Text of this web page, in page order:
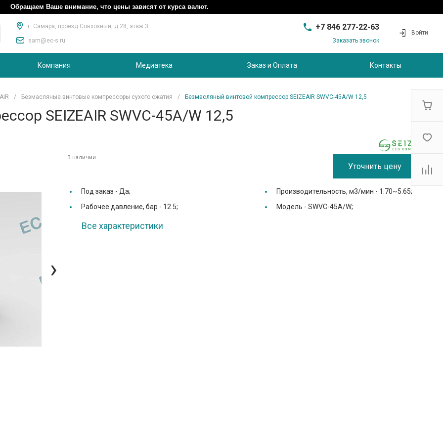
Обращаем Ваше внимание, что цены зависят от курса валют.
г. Самара, проезд Совхозный, д.28, этаж 3
sam@ec-s.ru
+7 846 277-22-63
+7 846 277-22-63
Совхозный, д.28, этаж 3
Заказать звонок
Войти
Компания Медиатека Заказ и Оплата Контакты
/ Безмасляные винтовые компрессоры сухого сжатия / Безмасляный винтовой компрессор SEIZEAIR SWVC-45A/W 12,5
SEIZEAIR SWVC-45A/W 12,5
›
В наличии
Уточнить цену
Под заказ - Да; Производительность, м3/мин - 1.70~5.65;
Рабочее давление, бар - 12.5; Модель -SWVC-45A/W;
Все характеристики